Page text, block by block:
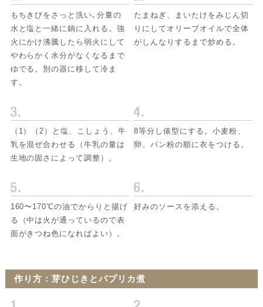
もちきびをさっと洗い､分量の
水と塩と一緒に鍋に入れる。強
火にかけ沸騰したら弱火にして
やわらかく水分がなくなるまで
ゆでる。別の器に移して冷ま
す。
たまねぎ、まいたけをみじん切
りにしてオリーブオイルで全体
がしんなりするまで炒める。
（1）（2）と塩、こしょう、牛
乳を混ぜ合わせる（牛乳の量は
生地の固さによって調整）。
8等分し俵型にする。小麦粉、
卵、パン粉の順に衣をつける。
160〜170℃の油でからりと揚げ
る（中は火が通っているので表
面がきつね色になればよい）。
好みのソースを添える。
作り方：芽ひじきとパプリカ煮